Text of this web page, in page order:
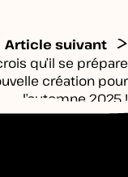
Article suivant >
qu’il se prépare
création pour
l’automne 2025 !